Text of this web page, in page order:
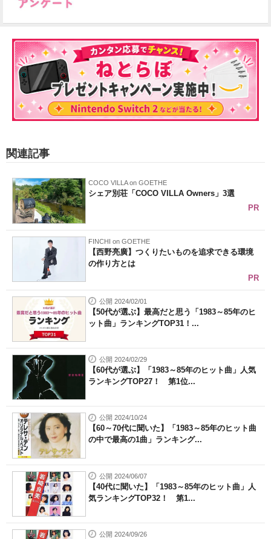
関連記事
COCO VILLA on GOETHE
シェア別荘「COCO VILLA Owners」3選
PR
FINCHI on GOETHE
【西野亮廣】つくりたいものを追求できる環境
の作り方とは
PR
公開 2024/02/01
【50代が選ぶ】最高だと思う「1983～85年のヒ
ット曲」ランキングTOP31！...
公開 2024/02/29
【60代が選ぶ】「1983～85年のヒット曲」人気
ランキングTOP27！ 第1位...
公開 2024/10/24
【60～70代に聞いた】「1983～85年のヒット曲
の中で最高の1曲」ランキング...
公開 2024/06/07
【40代に聞いた】「1983～85年のヒット曲」人
気ランキングTOP32！ 第1...
公開 2024/09/26